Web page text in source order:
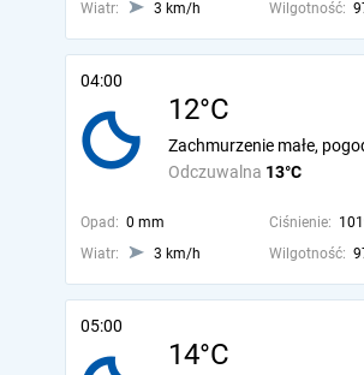
Wiatr:
3 km/h Wilgotność:
04:00
12°C
Odczuwalna 13°C
Zachmurzenie małe,
Opad: 0 mm Ciśnienie:
Wiatr:
3 km/h Wilgotność:
05:00
14°C